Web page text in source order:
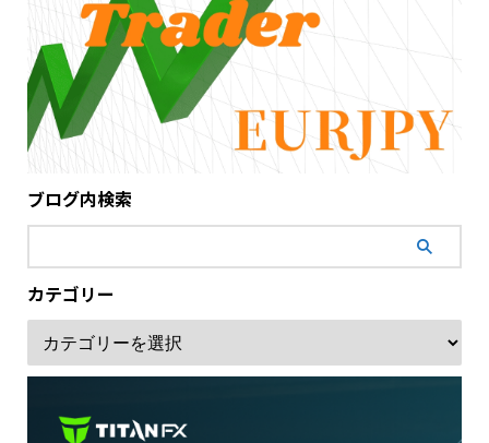
ブログ内検索
カテゴリー